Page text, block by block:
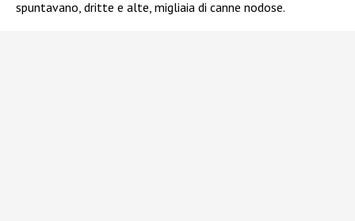
spuntavano, dritte e alte, migliaia di canne nodose.